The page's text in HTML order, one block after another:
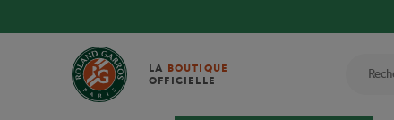
LA BOUTIQUE
OFFICIELLE